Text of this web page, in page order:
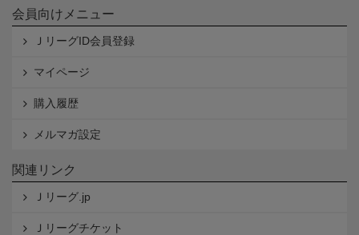
会員向けメニュー
ＪリーグID会員登録
マイページ
購入履歴
メルマガ設定
関連リンク
Ｊリーグ.jp
Ｊリーグチケット